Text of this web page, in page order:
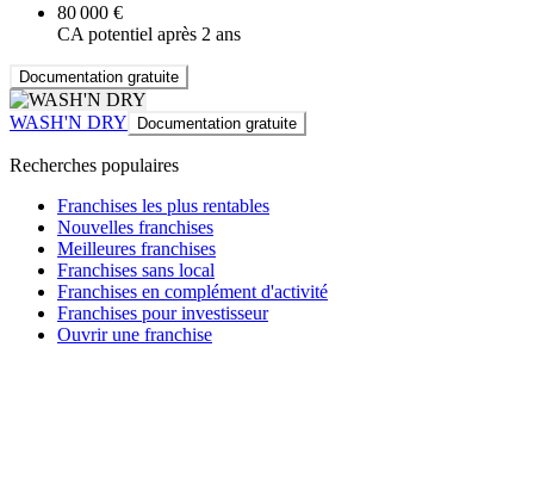
80 000 €
CA potentiel après 2 ans
Documentation gratuite
WASH'N DRY Documentation gratuite
Recherches populaires
Franchises les plus rentables
Nouvelles franchises
Meilleures franchises
Franchises sans local
Franchises en complément d'activité
Franchises pour investisseur
Ouvrir une franchise